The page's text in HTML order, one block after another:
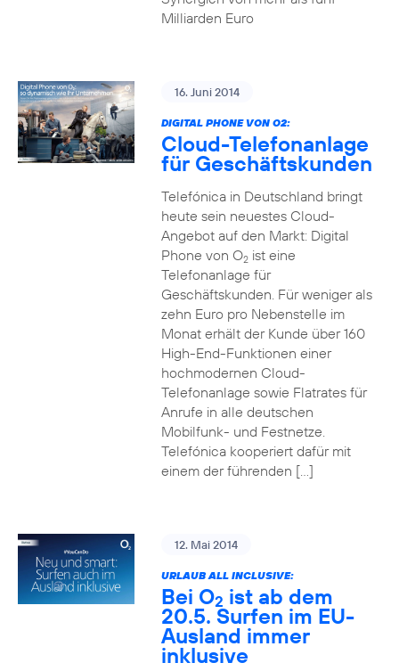
Milliarden Euro
16. Juni 2014
DIGITAL PHONE VON O2:
Cloud-Telefonanlage
für Geschäftskunden
Telefónica in Deutschland bringt
heute sein neuestes Cloud-
Angebot auf den Markt: Digital
Phone von O2ist eine
Telefonanlage für
Geschäftskunden. Für weniger als
zehn Euro pro Nebenstelle im
Monat erhält der Kunde über 160
High-End-Funktionen einer
hochmodernen Cloud-
Telefonanlage sowie Flatrates für
Anrufe in alle deutschen
Mobilfunk- und Festnetze.
Telefónica kooperiert dafür mit
einem der führenden […]
12. Mai 2014
URLAUB ALL INCLUSIVE:
Bei O2 ist ab dem
20.5. Surfen im EU-
Ausland immer
inklusive